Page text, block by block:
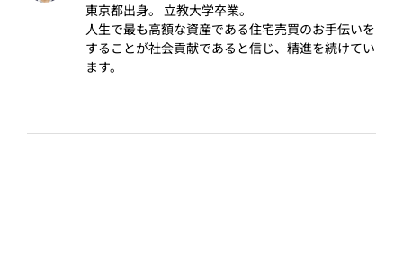
東京都出身。 立教大学卒業。
人生で最も高額な資産である住宅売買のお手伝いを
することが社会貢献であると信じ、精進を続けてい
ます。